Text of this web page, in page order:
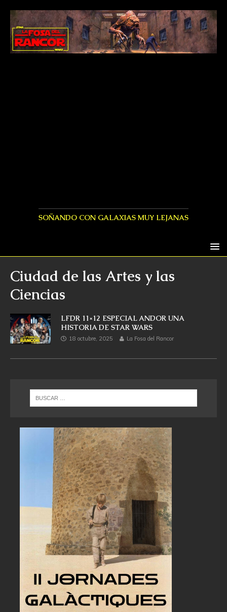
SOÑANDO CON GALAXIAS MUY LEJANAS
Ciudad de las Artes y las
Ciencias
LFDR 11×12 ESPECIAL ANDOR UNA
HISTORIA DE STAR WARS
18 octubre, 2025 La Fosa del Rancor